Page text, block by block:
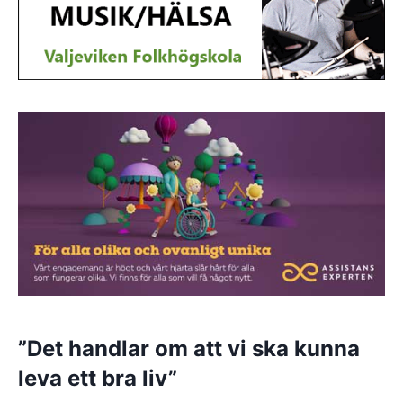
”Det handlar om att vi ska kunna
leva ett bra liv”